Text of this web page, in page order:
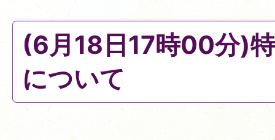
(6月18日17時00分)
について